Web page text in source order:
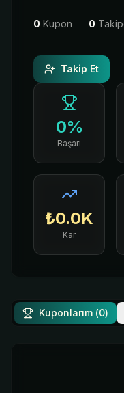
0 Kupon 0
Takip Et
0%
Başarı
₺0.0K
Kar
Kuponlarım (0)